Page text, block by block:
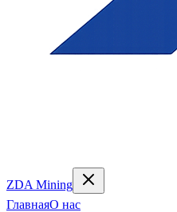
ZDA Mining
ГлавнаяО нас